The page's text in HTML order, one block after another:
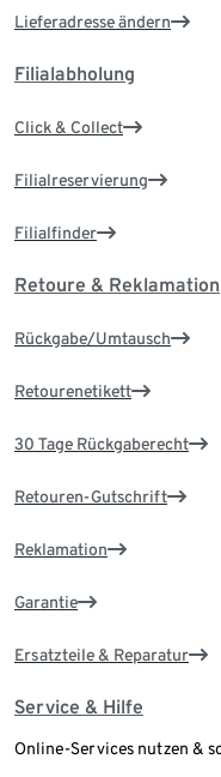
Lieferadresse ändern
Filialabholung
Click & Collect
Filialreservierung
Filialfinder
Retoure & Reklamation
Rückgabe/Umtausch
Retourenetikett
30 Tage Rückgaberecht
Retouren-Gutschrift
Reklamation
Garantie
Ersatzteile & Reparatur
Service & Hilfe
Online-Services nutzen &